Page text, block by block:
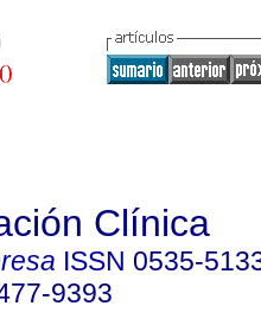
Clínica
ISSN 0535-
9393